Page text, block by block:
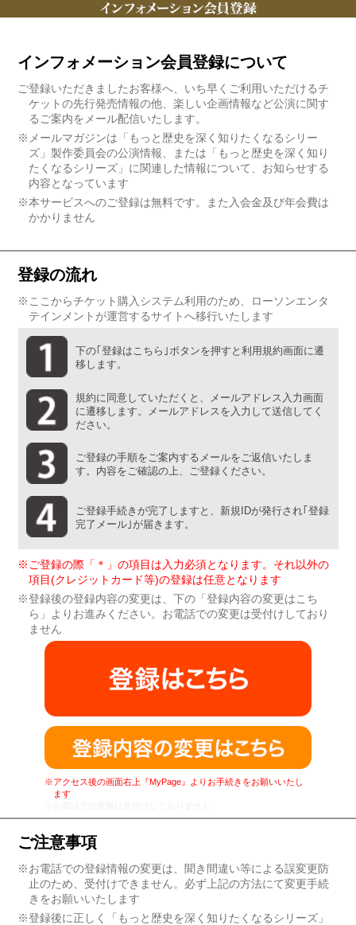
インフォメーション会員登録について
ご登録いただきましたお客様へ、いち早くご利用いただけるチ
ケットの先行発売情報の他、楽しい企画情報など公演に関す
るご案内をメール配信いたします。
※メールマガジンは「もっと歴史を深く知りたくなるシリー
ズ」製作委員会の公演情報、または「もっと歴史を深く知り
たくなるシリーズ」に関連した情報について、お知らせする
内容となっています
※本サービスへのご登録は無料です。また入会金及び年会費は
かかりません
登録の流れ
※ここからチケット購入システム利用のため、ローソンエンタ
テインメントが運営するサイトへ移行いたします
下の｢登録はこちら｣ボタンを押すと利用規約画面に遷
移します。
規約に同意していただくと、メールアドレス入力画面
に遷移します。メールアドレスを入力して送信してく
ださい。
ご登録の手順をご案内するメールをご返信いたしま
す。内容をご確認の上、ご登録ください。
ご登録手続きが完了しますと、新規IDが発行され｢登録
完了メール｣が届きます。
※ご登録の際「＊」の項目は入力必須となります。それ以外の
項目(クレジットカード等)の登録は任意となります
※登録後の登録内容の変更は、下の「登録内容の変更はこち
ら」よりお進みください。お電話での変更は受付けしており
ません
※アクセス後の画面右上『MyPage』よりお手続きをお願いいたし
ます
ご注意事項
※お電話での登録情報の変更は、聞き間違い等による誤変更防
止のため、受付けできません。必ず上記の方法にて変更手続
きをお願いいたします
※登録後に正しく「もっと歴史を深く知りたくなるシリーズ」